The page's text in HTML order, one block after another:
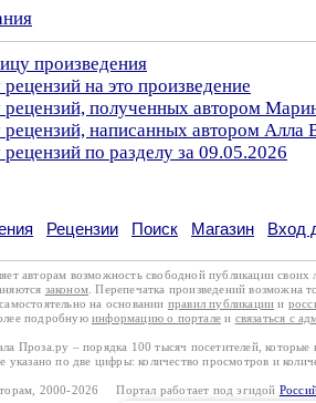
произведения
на это произведение
рецензий, полученных автором
написанных автором Алла
по разделу за 09.05.2026
Рецензии Поиск Магазин Вход
авторам возможность свободной публикации
законом . Перепечатка произведений возможна
на основании правил публикации и
подробную информацию о портале и связаться с
Проза.ру – порядка 100 тысяч посетителей,
указано по две цифры: количество просмотров и
2000-2026 Портал работает под эгидой